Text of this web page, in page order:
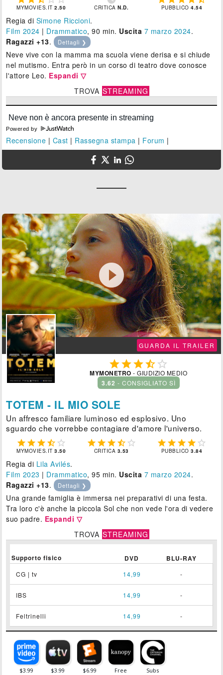
MYMOVIES.IT2.50 CRITICAN.D. PUBBLICO4.54
Regia di Simone Riccioni.
Film 2024 | Drammatico, 90 min. Uscita 7 marzo 2024.
Ragazzi +13. Dettagli ❯
Neve vive con la mamma ma scuola viene derisa e si chiude
nel mutismo. Entra però in un corso di teatro dove conosce
l'attore Leo. Espandi ▽
TROVA STREAMING
Powered by
Recensione | Cast | Rassegna stampa | Forum |

GUARDA IL TRAILER
 
MYMONETRO - GIUDIZIO MEDIO
3.62 - CONSIGLIATO SÌ
TOTEM - IL MIO SOLE
Un affresco familiare luminoso ed esplosivo. Uno
sguardo che vorrebbe contagiare d'amore l'universo.
    
MYMOVIES.IT3.50
    
CRITICA 3.53
    
PUBBLICO3.84
Regia di Lila Avilés.
Film 2023 | Drammatico, 95 min. Uscita 7 marzo 2024.
Ragazzi +13. Dettagli ❯
Una grande famiglia è immersa nei preparativi di una festa.
Tra loro c'è anche la piccola Sol che non vede l'ora di vedere
suo padre. Espandi ▽
TROVA STREAMING
Supporto fisico DVD BLU-RAY
CG | tv 14,99 -
IBS 14,99 -
Feltrinelli 14,99 -